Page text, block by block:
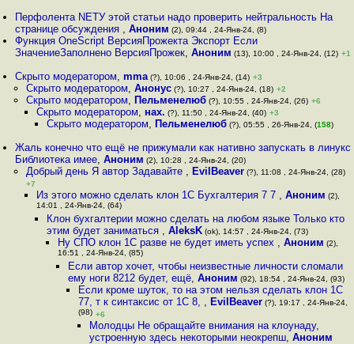
Перфолента NETУ этой статьи надо проверить нейтральность На
странице обсуждения ,Аноним (2), 09:44 , 24-Янв-24, (8)
Функция OneScript ВерсияПрожекта Экспорт Если
ЗначениеЗаполнено ВерсияПрожек,Аноним (13), 10:00 , 24-Янв-24, (12) +1
Скрыто модератором,mma (?), 10:06 , 24-Янв-24, (14) +3
Скрыто модератором, Анонус(?), 10:27 , 24-Янв-24, (18) +2
Скрыто модератором, Пельменелюб(?), 10:55 , 24-Янв-24, (26) +6
Скрыто модератором, нах. (?), 11:50 , 24-Янв-24, (40) +3
Скрыто модератором, Пельменелюб (?), 05:55 , 26-Янв-24, (158)
Жаль конечно что ещё не прижумали как нативно запускать в линукс
Библиотека имее,Аноним (2), 10:28 , 24-Янв-24, (20)
Добрый день Я автор Задавайте , EvilBeaver(?), 11:08 , 24-Янв-24, (28)
+7
Из этого можно сделать клон 1С Бухгалтерия 7 7 , Аноним (2),
14:01 , 24-Янв-24, (64)
Клон бухгалтерии можно сделать на любом языке Только кто
этим будет заниматься ,AleksK (ok), 14:57 , 24-Янв-24, (73)
Ну СПО клон 1С разве не будет иметь успех , Аноним (2),
16:51 , 24-Янв-24, (85)
Если автор хочет, чтобы неизвестные личности сломали
ему ноги 8212 будет, ещё, Аноним (92), 18:54 , 24-Янв-24, (93)
Если кроме шуток, то на этом нельзя сделать клон 1С
77, т к синтаксис от 1С 8, , EvilBeaver (?), 19:17 , 24-Янв-24,
(98) +6
Молодцы Не обращайте внимания на клоунаду,
устроенную здесь некоторыми неокрепш, Аноним